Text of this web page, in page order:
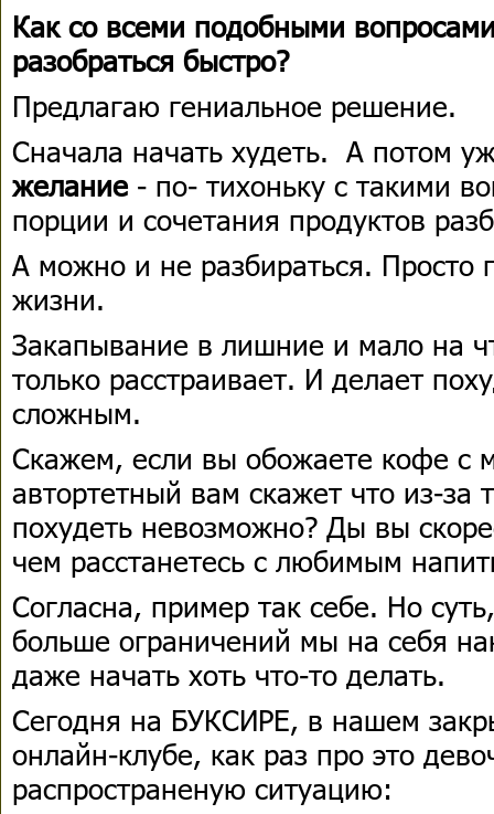
Как со всеми подобными
разобраться быстро?
Предлагаю гениальное решение.
Сначала начать худеть. А потом
желание - по- тихоньку с такими
порции и сочетания продуктов
А можно и не разбираться. Просто
жизни.
Закапывание в лишние и мало на
только расстраивает. И делает
сложным.
Скажем, если вы обожаете кофе с
автортетный вам скажет что из-за
похудеть невозможно? Ды вы
чем расстанетесь с любимым
Согласна, пример так себе. Но
больше ограничений мы на себя
даже начать хоть что-то делать.
Сегодня на БУКСИРЕ, в нашем
онлайн-клубе, как раз про это
распространеную ситуацию: